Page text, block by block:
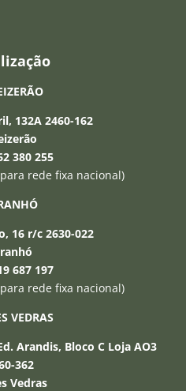
132A 2460-162
380 255
rede fixa nacional)
16 r/c 2630-022
687 197
rede fixa nacional)
VEDRAS
Arandis, Bloco C Loja AO3
362
Vedras
qualquer duvida que
que a informação que
em inteligência